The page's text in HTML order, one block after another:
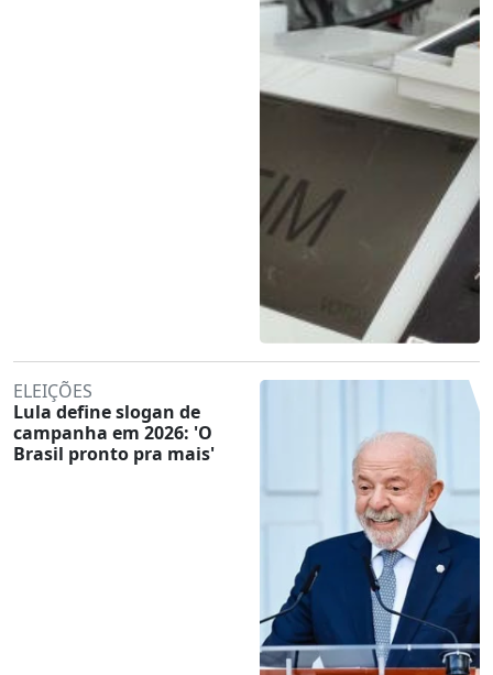
ELEIÇÕES
Lula define slogan de
campanha em 2026: 'O
Brasil pronto pra mais'